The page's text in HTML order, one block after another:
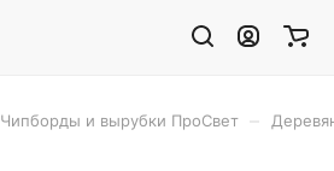
Чипборды и вырубки ПроСвет